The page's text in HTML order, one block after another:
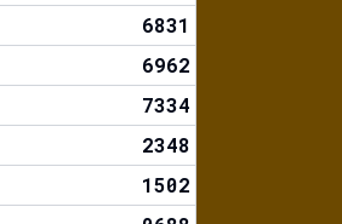
6831
6962
7334
2348
1502